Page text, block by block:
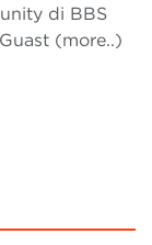
di BBS
(more..)